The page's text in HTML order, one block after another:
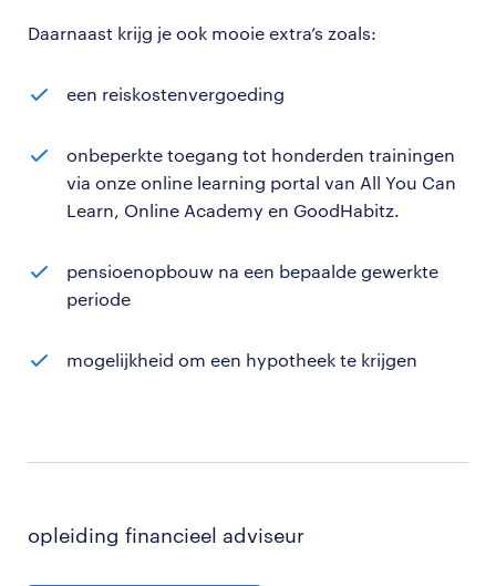
Daarnaast krijg je ook mooie extra’s zoals:
een reiskostenvergoeding
onbeperkte toegang tot honderden trainingen
via onze online learning portal van All You Can
Learn, Online Academy en GoodHabitz.
pensioenopbouw na een bepaalde gewerkte
periode
mogelijkheid om een hypotheek te krijgen
opleiding financieel adviseur